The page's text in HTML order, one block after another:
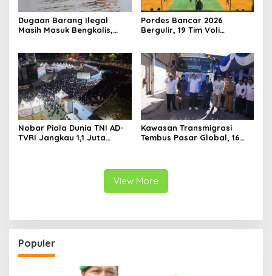
Dugaan Barang Ilegal
Masih Masuk Bengkalis,
Pordes Bancar 2026
Bergulir, 19 Tim Voli
Nobar Piala Dunia TNI AD-
TVRI Jangkau 1,1 Juta
Kawasan Transmigrasi
Tembus Pasar Global, 16
View More
Populer